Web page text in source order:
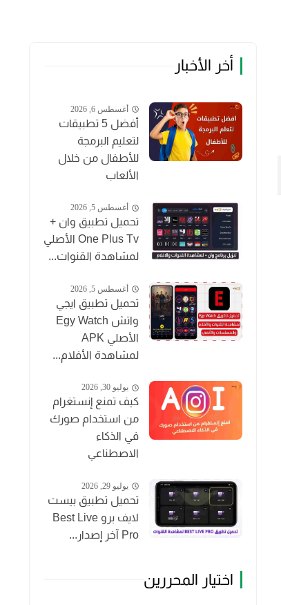
أخر الأخبار
أغسطس 6, 2026
أفضل 5 تطبيقات
لتعليم البرمجة
للأطفال من خلال
الألعاب
أغسطس 5, 2026
تحميل تطبيق وان +
One Plus Tv الأصلي
لمشاهدة القنوات...
أغسطس 5, 2026
تحميل تطبيق ايجي
واتش Egy Watch
الأصلي APK
لمشاهدة الأفلام...
يوليو 30, 2026
كيف تمنع إنستغرام
من استخدام صورك
في الذكاء
الاصطناعي
يوليو 29, 2026
تحميل تطبيق بيست
لايف برو Best Live
Pro آخر إصدار...
اختيار المحررين